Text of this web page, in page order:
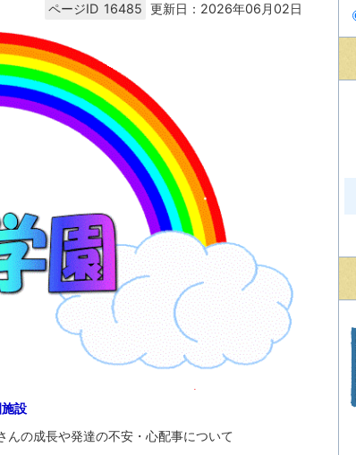
ページID 16485 更新日：2026年06月02日
設
の成長や発達の不安・心配事について